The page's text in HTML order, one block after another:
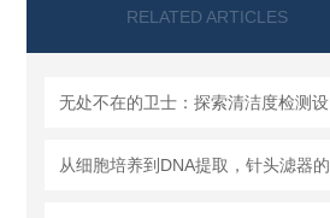
RELATED ARTICLES